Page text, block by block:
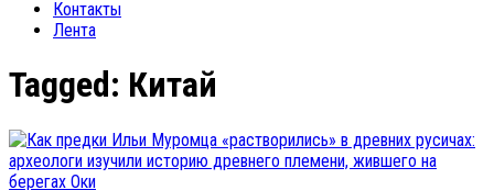
Контакты
Лента
Tagged: Китай